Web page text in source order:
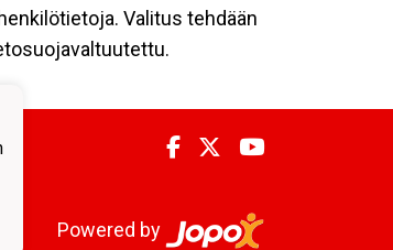
Valitus tehdään
Powered by